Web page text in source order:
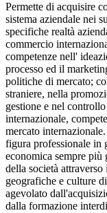
Permette di acquisire
sistema aziendale nei
specifiche realtà
commercio
competenze nell'
processo ed il
politiche di mercato;
straniere, nella
gestione e nel
internazionale,
mercato
figura professionale in
economica sempre più
della società
geografiche e culture
agevolato
dalla formazione